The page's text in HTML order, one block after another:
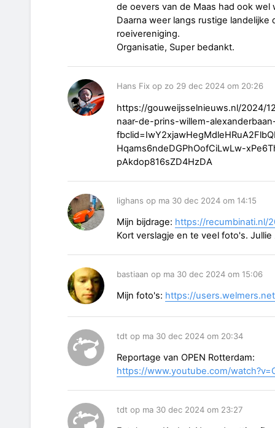
de oevers van de Maas had ook wel
Daarna weer langs rustige
roeivereniging.
Organisatie, Super bedankt.
Hans Fix op zo 29 dec 2024 om 20:26
https://gouweijsselnieuws.nl/2024/
naar-de-prins-willem-
Hqams6ndeDGPhOofCiLwLw-
pAkdop816sZD4HzDA
lighans op ma 30 dec 2024 om 14:15
Mijn bijdrage: https://recumbinati.nl/
Kort verslagje en te veel foto's.
bastiaan op ma 30 dec 2024 om 15:06
Mijn foto's: https://
tdt op ma 30 dec 2024 om 20:34
Reportage van OPEN Rotterdam:
https://www.youtube.com/
tdt op ma 30 dec 2024 om 23:27